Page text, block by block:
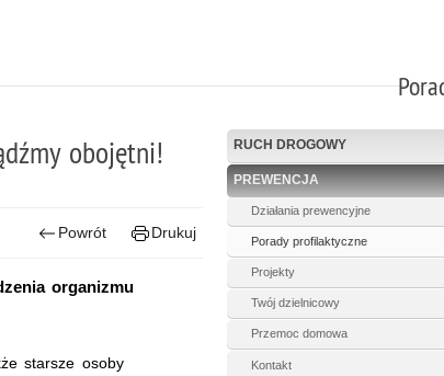
obojętni!
Powrót Drukuj
organizmu
starsze osoby
RUCH DROGOWY
PREWENCJA
Działania prewencyjne
Porady profilaktyczne
Projekty
Twój dzielnicowy
Przemoc domowa
Kontakt